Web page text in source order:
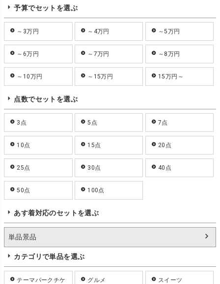
予算でセットを選ぶ
～3万円 ～4万円 ～5万円
～6万円 ～7万円 ～8万円
～10万円 ～15万円 15万円～
点数でセットを選ぶ
3点 5点 7点
10点 15点 20点
25点 30点 40点
50点 100点
あす着対応のセットを選ぶ
単品景品
カテゴリで単品を選ぶ
テーマパークチケ
グルメ スイーツ